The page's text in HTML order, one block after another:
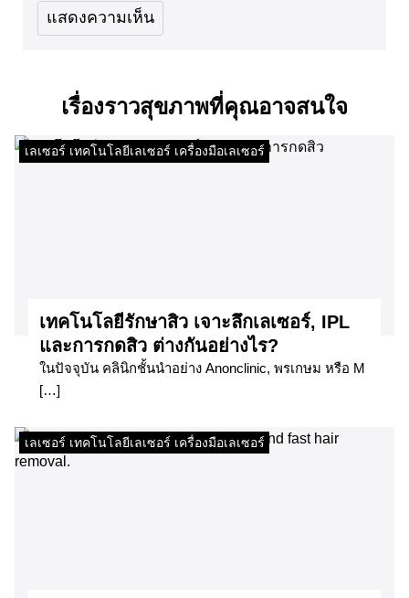
เรื่องราวสุขภาพที่คุณอาจสนใจ
เลเซอร์ เทคโนโลยีเลเซอร์ เครื่องมือเลเซอร์
เทคโนโลยีรักษาสิว เจาะลึกเลเซอร์, IPL
และการกดสิว ต่างกันอย่างไร?
ในปัจจุบัน คลินิกชั้นนำอย่าง Anonclinic, พรเกษม หรือ M
[…]
เลเซอร์ เทคโนโลยีเลเซอร์ เครื่องมือเลเซอร์